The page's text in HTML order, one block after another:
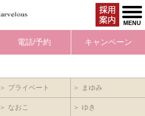
MENU
電話/予約 キャンペーン
＞ プライベート ＞ まゆみ
＞ なおこ ＞ ゆき